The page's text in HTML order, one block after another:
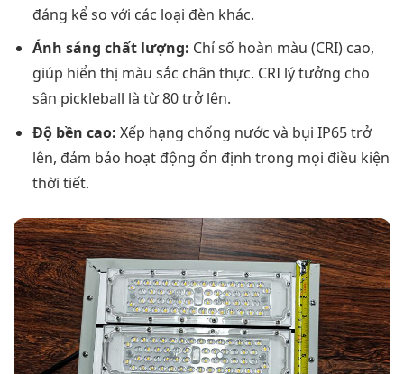
đáng kể so với các loại đèn khác.
Ánh sáng chất lượng: Chỉ số hoàn màu (CRI) cao,
giúp hiển thị màu sắc chân thực. CRI lý tưởng cho
sân pickleball là từ 80 trở lên.
Độ bền cao: Xếp hạng chống nước và bụi IP65 trở
lên, đảm bảo hoạt động ổn định trong mọi điều kiện
thời tiết.